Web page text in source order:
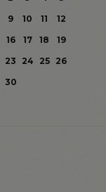
9 10 11
12
16 17 18
19
23 24 25
26
30